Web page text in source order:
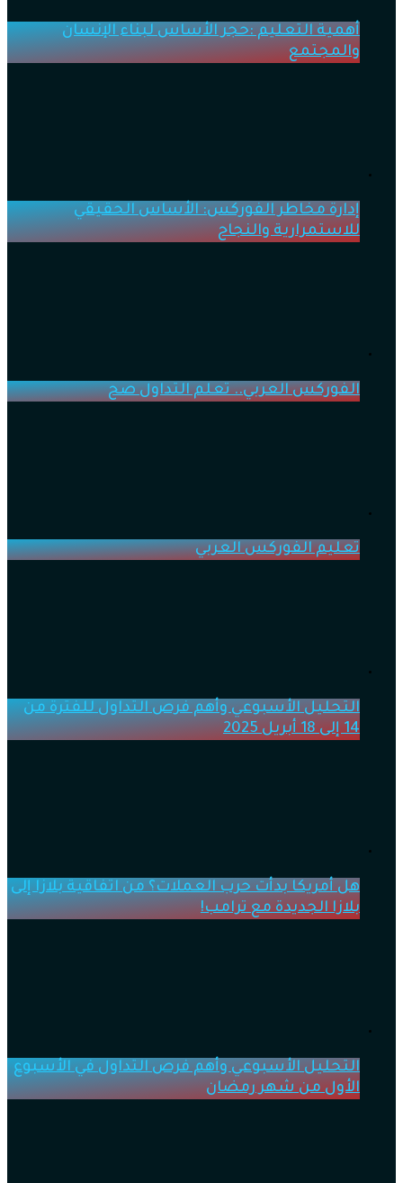
أهمية التعليم :حجر الأساس لبناء الإنسان
والمجتمع
إدارة مخاطر الفوركس: الأساس الحقيقي
للاستمرارية والنجاح
الفوركس العربي.. تعلم التداول صح
تعليم الفوركس العربي
التحليل الأسبوعي وأهم فرص التداول للفترة من
14 إلى 18 أبريل 2025
هل أمريكا بدأت حرب العملات؟ من اتفاقية بلازا إلى
بلازا الجديدة مع ترامب!
التحليل الأسبوعي وأهم فرص التداول في الأسبوع
الأول من شهر رمضان